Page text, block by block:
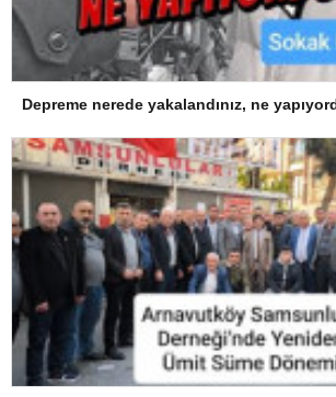
Depreme nerede yakalandınız, ne